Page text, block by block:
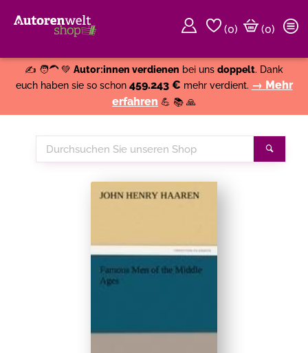
(0)
(0)
✍️ 🧑‍🦱 💚 Autor:innen verdienen bei uns doppelt. Dank
euch haben sie so schon 459.243 € mehr verdient. → Mehr
erfahren 💪 📚 🙏
Durchsuchen
Sie